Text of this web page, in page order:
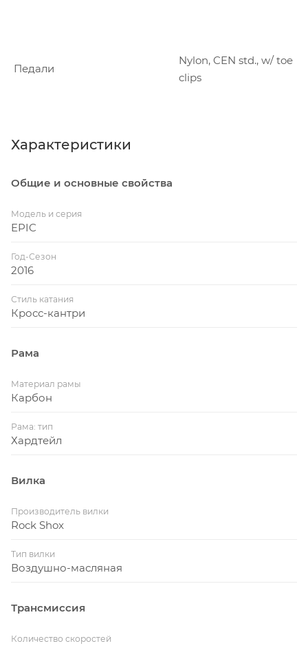
Педали
Nylon, CEN std., w/ toe
clips
Характеристики
Общие и основные свойства
Модель и серия
EPIC
Год-Сезон
2016
Стиль катания
Кросс-кантри
Рама
Материал рамы
Карбон
Рама: тип
Хардтейл
Вилка
Производитель вилки
Rock Shox
Тип вилки
Воздушно-масляная
Трансмиссия
Количество скоростей